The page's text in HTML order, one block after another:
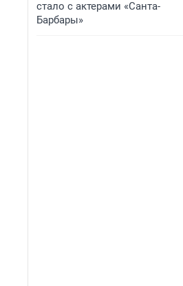
стало с актерами «Санта-
Барбары»